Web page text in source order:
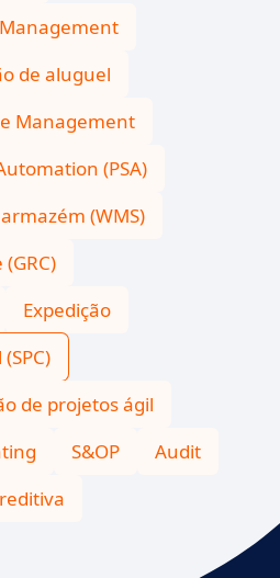
de aluguel
Management
(PSA)
(WMS)
Expedição
de projetos ágil
S&OP
Audit